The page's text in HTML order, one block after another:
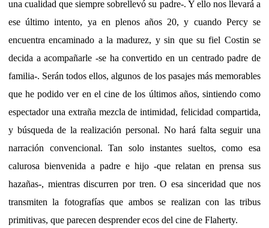
una cualidad que siempre sobrellevó su padre-. Y ello nos llevará a
ese último intento, ya en plenos años 20, y cuando Percy se
encuentra encaminado a la madurez, y sin que su fiel Costin se
decida a acompañarle -se ha convertido en un centrado padre de
familia-. Serán todos ellos, algunos de los pasajes más memorables
que he podido ver en el cine de los últimos años, sintiendo como
espectador una extraña mezcla de intimidad, felicidad compartida,
y búsqueda de la realización personal. No hará falta seguir una
narración convencional. Tan solo instantes sueltos, como esa
calurosa bienvenida a padre e hijo -que relatan en prensa sus
hazañas-, mientras discurren por tren. O esa sinceridad que nos
transmiten la fotografías que ambos se realizan con las tribus
primitivas, que parecen desprender ecos del cine de Flaherty.